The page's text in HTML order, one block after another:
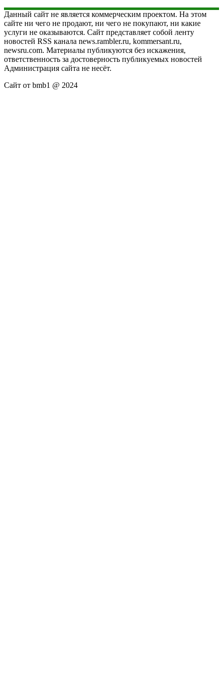
Данный сайт не является коммерческим проектом. На этом
сайте ни чего не продают, ни чего не покупают, ни какие
услуги не оказываются. Сайт представляет собой ленту
новостей RSS канала news.rambler.ru, kommersant.ru,
newsru.com. Материалы публикуются без искажения,
ответственность за достоверность публикуемых новостей
Администрация сайта не несёт.
Сайт от bmb1 @ 2024